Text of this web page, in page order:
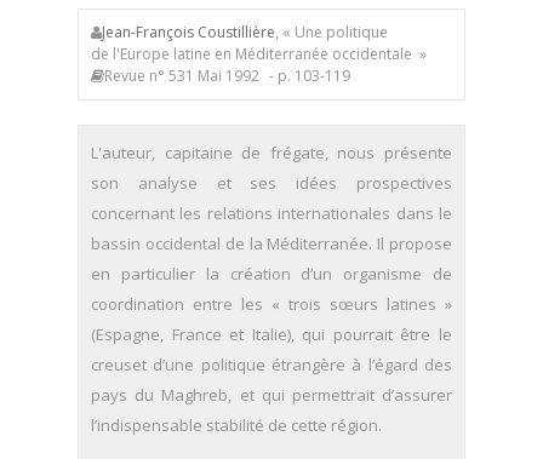
Jean-François Coustillière, « Une politique
de l'Europe latine en Méditerranée occidentale »
Revue n° 531 Mai 1992 - p. 103-119
L'auteur, capitaine de frégate, nous présente
son analyse et ses idées prospectives
concernant les relations internationales dans le
bassin occidental de la Méditerranée. Il propose
en particulier la création d’un organisme de
coordination entre les « trois sœurs latines »
(Espagne, France et Italie), qui pourrait être le
creuset d’une politique étrangère à l’égard des
pays du Maghreb, et qui permettrait d’assurer
l’indispensable stabilité de cette région.